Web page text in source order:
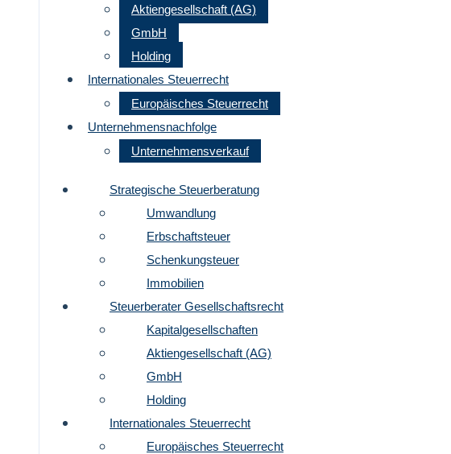
Aktiengesellschaft (AG)
GmbH
Holding
Internationales Steuerrecht
Europäisches Steuerrecht
Unternehmensnachfolge
Unternehmensverkauf
Strategische Steuerberatung
Umwandlung
Erbschaftsteuer
Schenkungsteuer
Immobilien
Steuerberater Gesellschaftsrecht
Kapitalgesellschaften
Aktiengesellschaft (AG)
GmbH
Holding
Internationales Steuerrecht
Europäisches Steuerrecht